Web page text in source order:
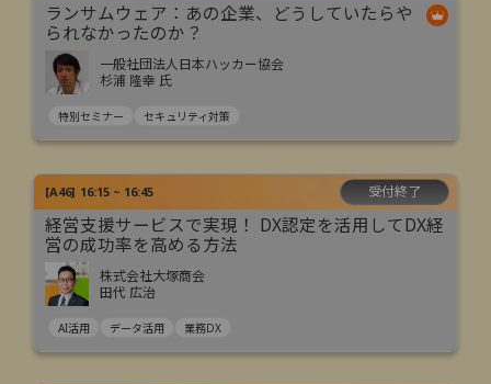
ランサムウェア：あの企業、どうしていたらや
られなかったのか？
一般社団法人日本ハッカー協会
杉浦 隆幸 氏
特別セミナー セキュリティ対策
[A46] 16:15 ~ 16:45 受付終了
経営支援サービスで実現！ DX認定を活用してDX経
営の成功率を高める方法
株式会社大塚商会
田代 広治
AI活用 データ活用 業務DX